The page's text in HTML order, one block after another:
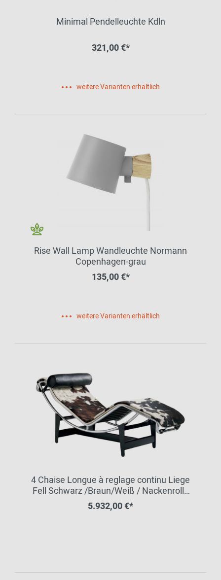
Minimal Pendelleuchte Kdln
321,00 €*
weitere Varianten erhältlich
Rise Wall Lamp Wandleuchte Normann
Copenhagen-grau
135,00 €*
weitere Varianten erhältlich
4 Chaise Longue à reglage continu Liege
Fell Schwarz /Braun/Weiß / Nackenrolle
Leder schwarz Cassina
VORZUGSKOMBINATION QUICK-SHIP
5.932,00 €*